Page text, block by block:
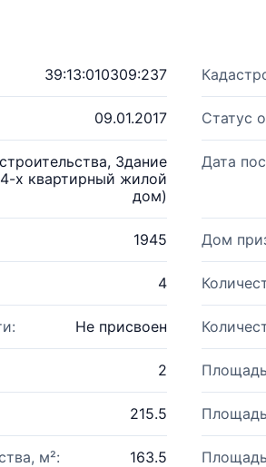
39:13:010309:237
09.01.2017 Статус
Здание
х квартирный жилой
дом)
Дата
1945 Дом
4
Не присвоен
2
215.5
м²: 163.5